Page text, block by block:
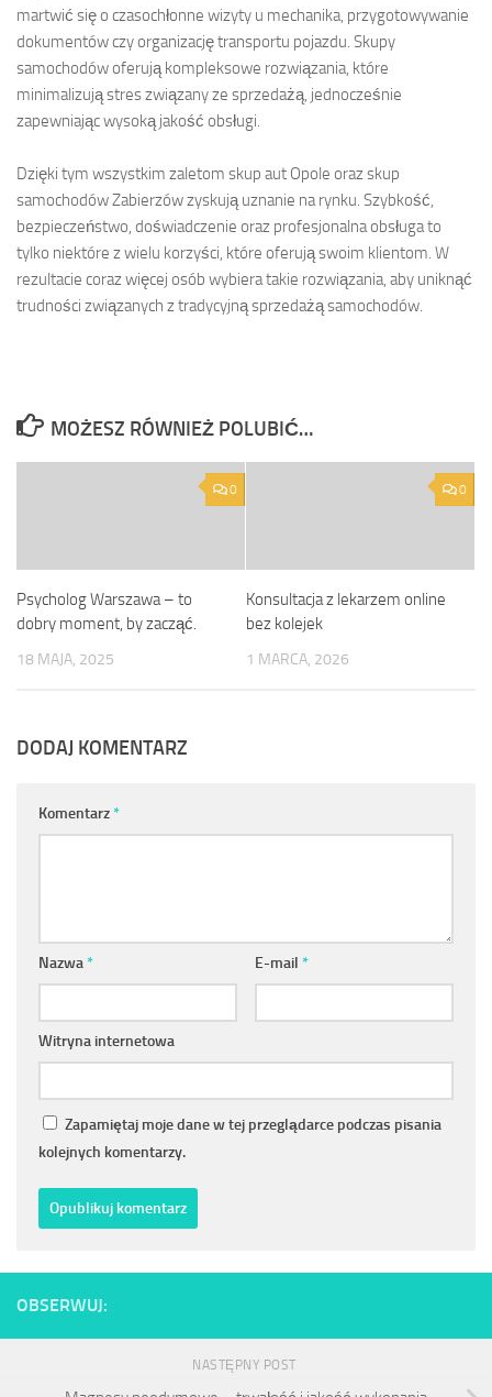
martwić się o czasochłonne wizyty u mechanika, przygotowywanie
dokumentów czy organizację transportu pojazdu. Skupy
samochodów oferują kompleksowe rozwiązania, które
minimalizują stres związany ze sprzedażą, jednocześnie
zapewniając wysoką jakość obsługi.
Dzięki tym wszystkim zaletom skup aut Opole oraz skup
samochodów Zabierzów zyskują uznanie na rynku. Szybkość,
bezpieczeństwo, doświadczenie oraz profesjonalna obsługa to
tylko niektóre z wielu korzyści, które oferują swoim klientom. W
rezultacie coraz więcej osób wybiera takie rozwiązania, aby uniknąć
trudności związanych z tradycyjną sprzedażą samochodów.
MOŻESZ RÓWNIEŻ POLUBIĆ…
0
Psycholog Warszawa – to
dobry moment, by zacząć.
18 MAJA, 2025
0
Konsultacja z lekarzem online
bez kolejek
1 MARCA, 2026
DODAJ KOMENTARZ
Komentarz*
Nazwa* E-mail *
Witryna internetowa
Zapamiętaj moje dane w tej przeglądarce podczas pisania
kolejnych komentarzy.
OBSERWUJ:
NASTĘPNY POST